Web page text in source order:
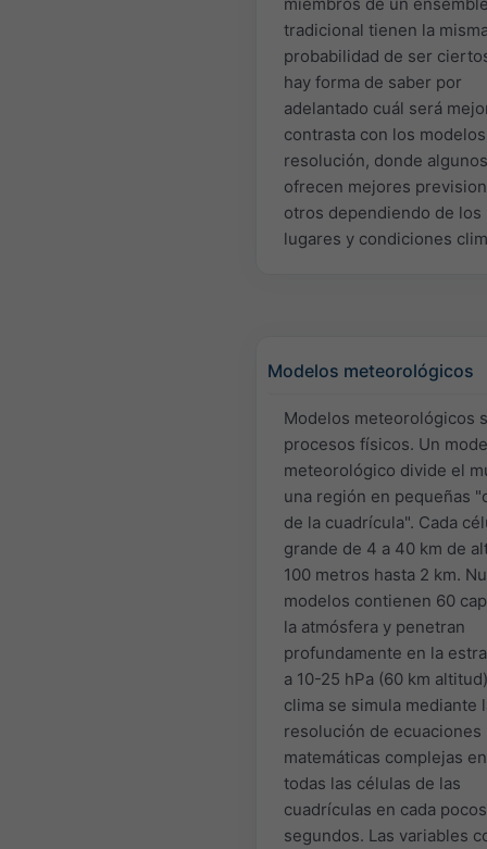
tradicional tienen la
probabilidad de ser
hay forma de saber por
adelantado cuál será
contrasta con los
resolución, donde algunos
ofrecen mejores
otros dependiendo de los
lugares y condiciones
Modelos meteorológicos
Modelos meteorológicos
procesos físicos. Un
meteorológico divide el
una región en pequeñas
de la cuadrícula". Cada
grande de 4 a 40 km de
100 metros hasta 2 km.
modelos contienen 60
la atmósfera y penetran
profundamente en la
a 10-25 hPa (60 km
clima se simula mediante
resolución de ecuaciones
matemáticas complejas
todas las células de las
cuadrículas en cada pocos
segundos. Las variables